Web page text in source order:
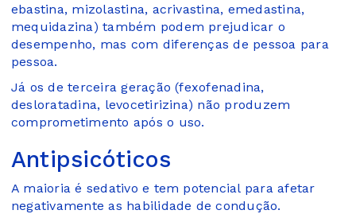
ebastina, mizolastina, acrivastina, emedastina,
mequidazina) também podem prejudicar o
desempenho, mas com diferenças de pessoa para
pessoa.
Já os de terceira geração (fexofenadina,
desloratadina, levocetirizina) não produzem
comprometimento após o uso.
Antipsicóticos
A maioria é sedativo e tem potencial para afetar
negativamente as habilidade de condução.